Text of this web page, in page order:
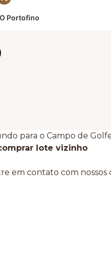
O Portofino
para o Campo de
lote vizinho
em contato com nossos